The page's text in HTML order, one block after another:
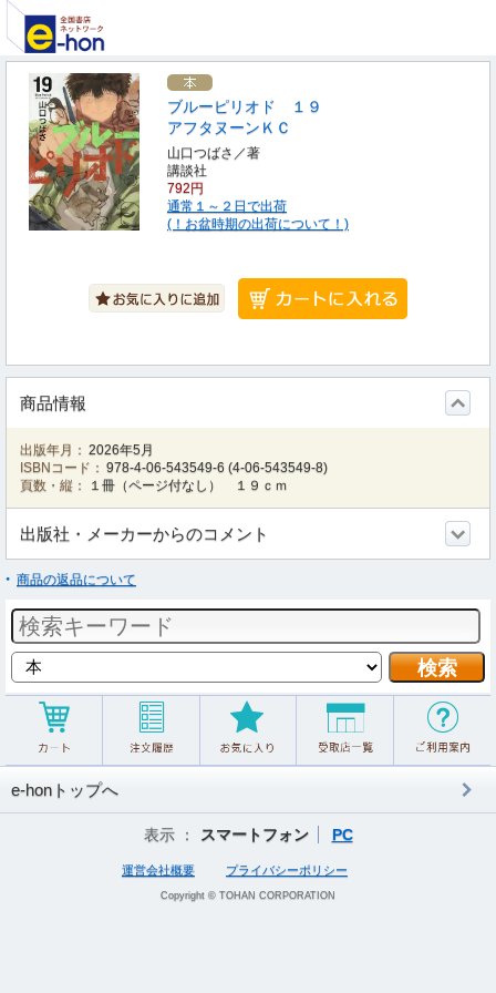
ブルーピリオド １９
アフタヌーンＫＣ
山口つばさ／著
講談社
792円
通常１～２日で出荷
(！お盆時期の出荷について！)
商品情報
出版年月： 2026年5月
ISBNコード： 978-4-06-543549-6 (4-06-543549-8)
頁数・縦：
１冊（ページ付なし） １９ｃｍ
出版社・メーカーからのコメント
商品の返品について
e-honトップへ
表示 ： スマートフォン PC
運営会社概要 プライバシーポリシー
Copyright © TOHAN CORPORATION